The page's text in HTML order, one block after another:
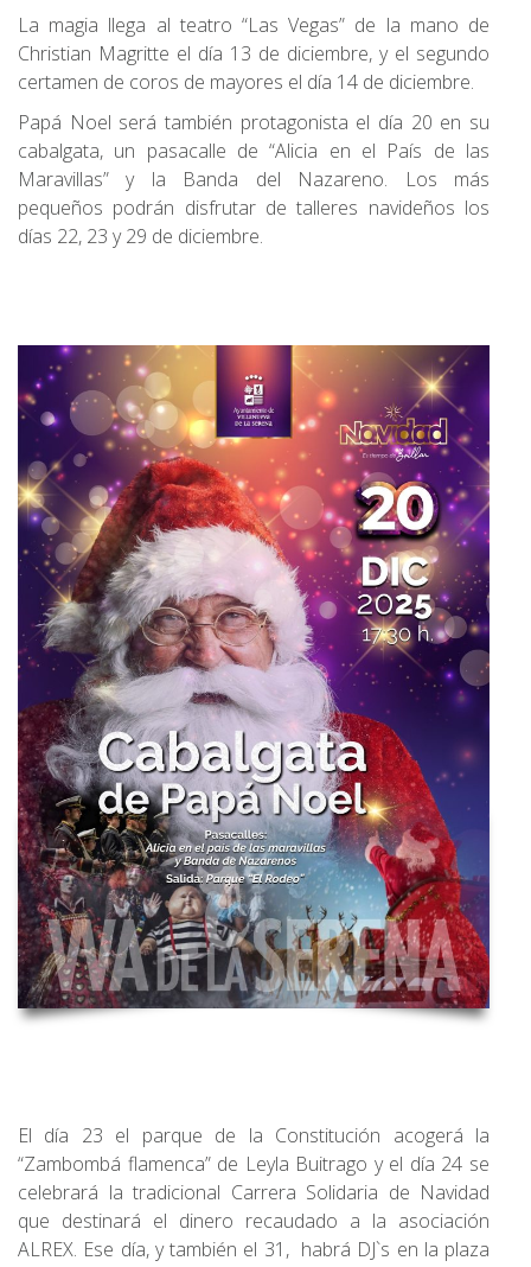
La magia llega al teatro “Las Vegas” de la mano de
Christian Magritte el día 13 de diciembre, y el segundo
certamen de coros de mayores el día 14 de diciembre.
Papá Noel será también protagonista el día 20 en su
cabalgata, un pasacalle de “Alicia en el País de las
Maravillas” y la Banda del Nazareno. Los más
pequeños podrán disfrutar de talleres navideños los
días 22, 23 y 29 de diciembre.
El día 23 el parque de la Constitución acogerá la
“Zambombá flamenca” de Leyla Buitrago y el día 24 se
celebrará la tradicional Carrera Solidaria de Navidad
que destinará el dinero recaudado a la asociación
ALREX. Ese día, y también el 31, habrá DJ`s en la plaza